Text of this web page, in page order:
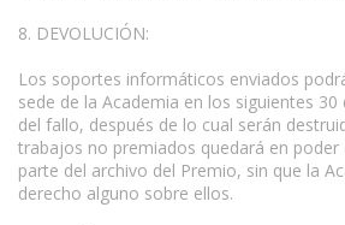
8. DEVOLUCIÓN:
Los soportes informáticos enviados
sede de la Academia en los siguientes 30
del fallo, después de lo cual serán
trabajos no premiados quedará en
parte del archivo del Premio, sin que la
derecho alguno sobre ellos.